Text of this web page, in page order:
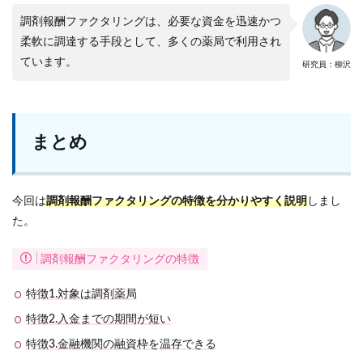
研究員：柳沢
調剤報酬ファクタリングは、必要な資金を迅速かつ
柔軟に調達する手段として、多くの薬局で利用され
ています。
まとめ
今回は調剤報酬ファクタリングの特徴を分かりやすく説明 しまし
た。
調剤報酬ファクタリングの特徴
特徴1.対象は調剤薬局
特徴2.入金までの期間が短い
特徴3.金融機関の融資枠を温存できる